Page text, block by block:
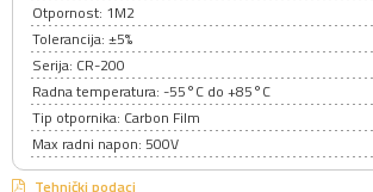
Otpornost: 1M2
Tolerancija: ±5%
Serija: CR-200
Radna temperatura: -55°C do +85°C
Tip otpornika: Carbon Film
Max radni napon: 500V
Tehnički podaci